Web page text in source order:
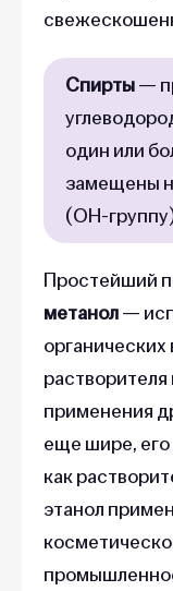
Спирты—
один или
замещены
(OH-
Простейший
метанол—
органических
применения
еще шире, его
как
этанол